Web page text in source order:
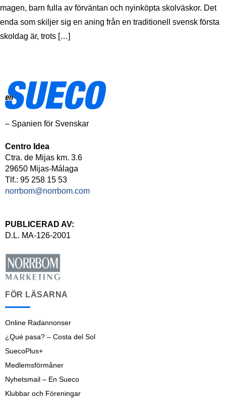
magen, barn fulla av förväntan och nyinköpta skolväskor. Det
enda som skiljer sig en aning från en traditionell svensk första
skoldag är, trots […]
– Spanien för Svenskar
Centro Idea
Ctra. de Mijas km. 3.6
29650 Mijas-Málaga
Tlf.: 95 258 15 53
norrbom@norrbom.com
PUBLICERAD AV:
D.L. MA-126-2001
FÖR LÄSARNA
Online Radannonser
¿Qué pasa? – Costa del Sol
SuecoPlus+
Medlemsförmåner
Nyhetsmail – En Sueco
Klubbar och Föreningar